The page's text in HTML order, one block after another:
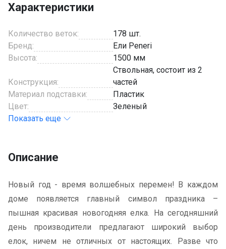
Характеристики
Количество веток:
178 шт.
Бренд:
Ели Peneri
Высота:
1500 мм
Конструкция:
Ствольная, состоит из 2
частей
Материал подставки:
Пластик
Цвет:
Зеленый
Показать еще
Описание
Новый год - время волшебных перемен! В каждом
доме появляется главный символ праздника –
пышная красивая новогодняя елка. На сегодняшний
день производители предлагают широкий выбор
елок, ничем не отличных от настоящих. Разве что